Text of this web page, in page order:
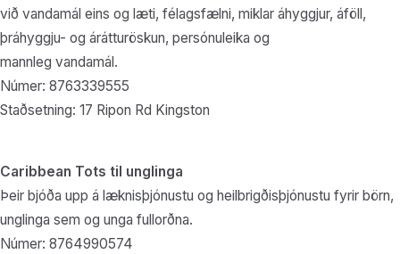
við vandamál eins og læti, félagsfælni, miklar áhyggjur, áföll,
þráhyggju- og árátturöskun, persónuleika og
mannleg vandamál.
Númer: 8763339555
Staðsetning: 17 Ripon Rd Kingston
Caribbean Tots til unglinga
Þeir bjóða upp á læknisþjónustu og heilbrigðisþjónustu fyrir börn,
unglinga sem og unga fullorðna.
Númer: 8764990574